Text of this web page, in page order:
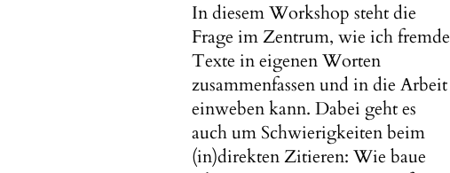
In diesem Workshop steht die
Frage im Zentrum, wie ich fremde
Texte in eigenen Worten
zusammenfassen und in die Arbeit
einweben kann. Dabei geht es
auch um Schwierigkeiten beim
(in)direkten Zitieren: Wie baue